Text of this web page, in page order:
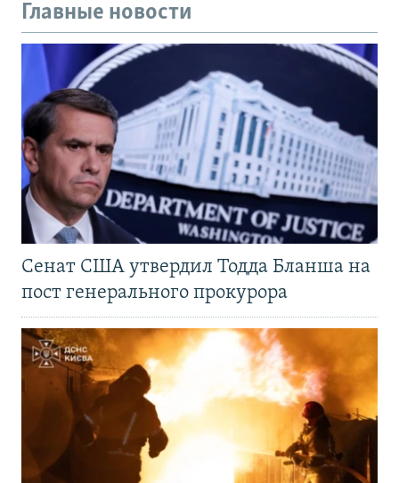
Главные новости
Сенат США утвердил Тодда Бланша на
пост генерального прокурора